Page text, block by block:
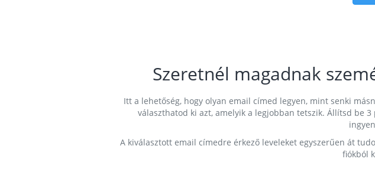
Szeretnél magadnak
Itt a lehetőség, hogy olyan email címed legyen, mint senki
választhatod ki azt, amelyik a legjobban tetszik. Állítsd be
A kiválasztott email címedre érkező leveleket egyszerűen át
fiókból